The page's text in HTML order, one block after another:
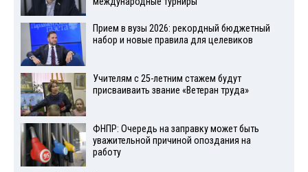
Прием в вузы 2026: рекордный бюджетный
набор и новые правила для целевиков
Учителям с 25-летним стажем будут
присваиваить звание «Ветеран труда»
ФНПР: Очередь на заправку может быть
уважительной причиной опоздания на
работу